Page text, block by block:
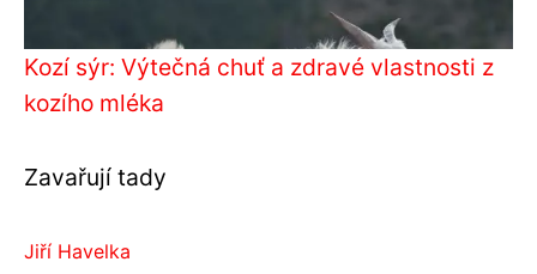
Kozí sýr: Výtečná chuť a zdravé vlastnosti z
kozího mléka
Zavařují tady
Jiří Havelka